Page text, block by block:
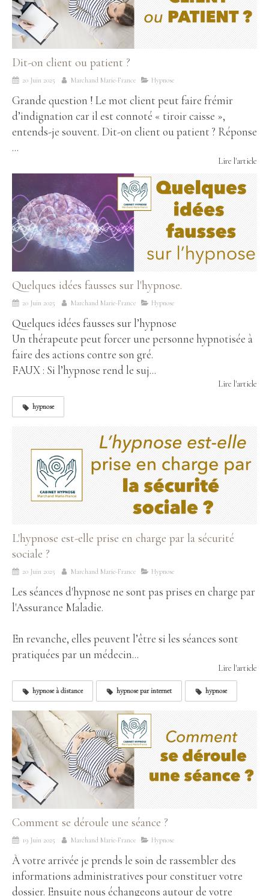
Dit-on client ou patient ?
20 Juin 2025 Marchand Marie-France Hypnose
Grande question ! Le mot client peut faire frémir
d’indignation car il est connoté « tiroir caisse »,
entends-je souvent. Dit-on client ou patient ? Réponse
...
Lire l'article
Quelques idées fausses sur l'hypnose.
20 Juin 2025 Marchand Marie-France Hypnose
Quelques idées fausses sur l’hypnose
Un thérapeute peut forcer une personne hypnotisée à
faire des actions contre son gré.
FAUX : Si l’hypnose rend le suj...
Lire l'article
hypnose
L'hypnose est-elle prise en charge par la sécurité
sociale ?
20 Juin 2025 Marchand Marie-France Hypnose
Les séances d'hypnose ne sont pas prises en charge par
l'Assurance Maladie.
En revanche, elles peuvent l’être si les séances sont
pratiquées par un médecin...
Lire l'article
hypnose à distance hypnose par internet hypnose
Comment se déroule une séance ?
19 Juin 2025 Marchand Marie-France Hypnose
À votre arrivée je prends le soin de rassembler des
informations administratives pour constituer votre
dossier. Ensuite nous échangeons autour de votre